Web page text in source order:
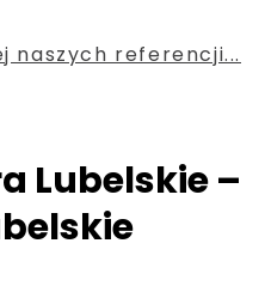
naszych referencji...
Lubelskie –